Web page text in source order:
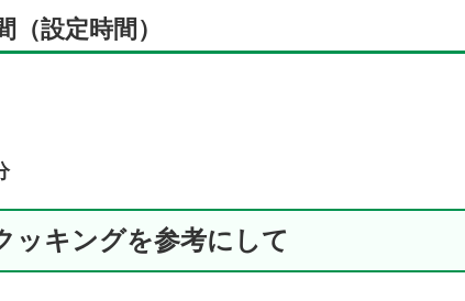
設定時間）
ッキングを参考にして